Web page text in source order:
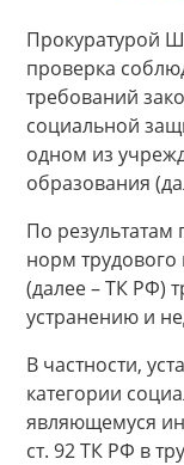
Прокуратурой
проверка
требований
социальной
одном из
образования
По
норм трудового
(далее – ТК РФ)
устранению и
В частности,
категории
являющемуся
ст. 92 ТК РФ в